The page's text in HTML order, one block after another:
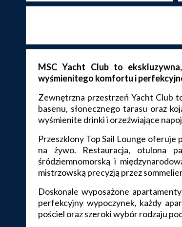
MSC Yacht Club to
wyśmienitego komfortu i
Zewnętrzna przestrzeń Yacht Club
basenu, słonecznego tarasu oraz
wyśmienite drinki i orzeźwiające
Przeszklony Top Sail Lounge
na żywo. Restauracja, otulona
śródziemnomorską i
mistrzowską precyzją przez
Doskonale wyposażone
perfekcyjny wypoczynek, każdy
pościel oraz szeroki wybór rodzaju